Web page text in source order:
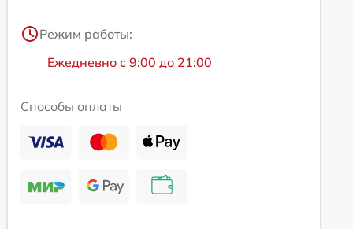
Режим работы:
Ежедневно с 9:00 до 21:00
Способы оплаты